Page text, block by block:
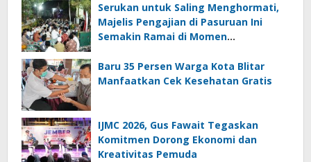
Serukan untuk Saling Menghormati,
Majelis Pengajian di Pasuruan Ini
Semakin Ramai di Momen
Baru 35 Persen Warga Kota Blitar
Manfaatkan Cek Kesehatan Gratis
IJMC 2026, Gus Fawait Tegaskan
Komitmen Dorong Ekonomi dan
Kreativitas Pemuda